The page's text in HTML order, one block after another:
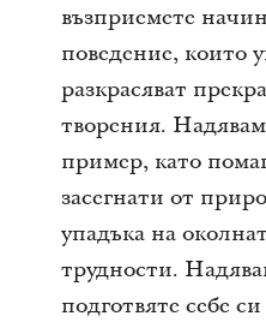
възприемете
поведение, които
разкрасяват
творения.
пример, като
засегнати от
упадъка на
трудности.
подготвяте себе